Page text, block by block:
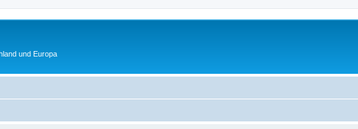
und Europa